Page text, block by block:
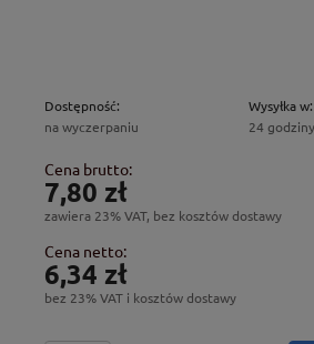
Dostępność:
na wyczerpaniu
Wysyłka w:
24 godziny
Cena brutto:
7,80 zł
zawiera 23% VAT, bez kosztów dostawy
Cena netto:
6,34 zł
bez 23% VAT i kosztów dostawy